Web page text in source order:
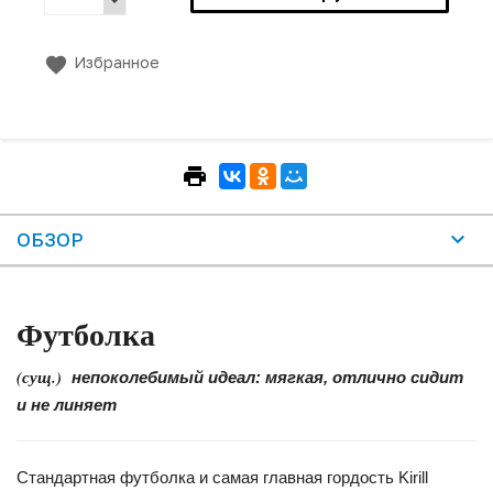
Избранное
ОБЗОР
Футболка
(сущ.) непоколебимый идеал: мягкая, отлично сидит
и не линяет
Стандартная футболка и самая главная гордость Kirill